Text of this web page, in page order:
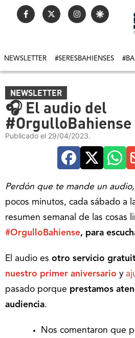
NEWSLETTER #SERESBAHIENSES
NEWSLETTER
🎧 El audio del
#OrgulloBahiense
Publicado el 29/04/2023.
Perdón que te mande un
pocos minutos, cada sábado a
resumen semanal de las cosas
#OrgulloBahiense, para
El audio es otro servicio
nuestro primer aniversario y
pasado porque prestamos
audiencia.
Nos comentaron que